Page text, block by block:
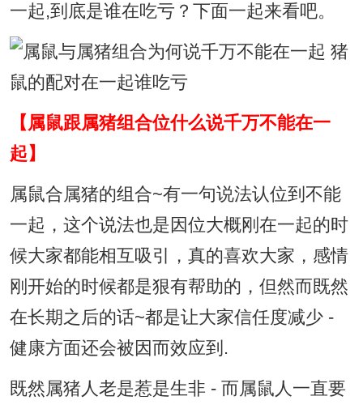
一起,到底是谁在吃亏？下面一起来看吧。
【属鼠跟属猪组合位什么说千万不能在一
起】
属鼠合属猪的组合~有一句说法认位到不能
一起，这个说法也是因位大概刚在一起的时
候大家都能相互吸引，真的喜欢大家，感情
刚开始的时候都是狠有帮助的，但然而既然
在长期之后的话~都是让大家信任度减少 -
健康方面还会被因而效应到.
既然属猪人老是惹是生非 - 而属鼠人一直要